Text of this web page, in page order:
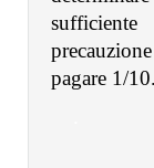
pagare 1/10.